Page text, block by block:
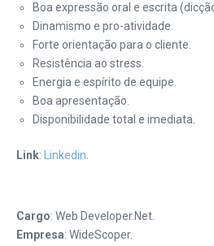
Boa expressão oral e escrita
Dinamismo e pro-atividade.
Forte orientação para o cliente.
Resistência ao stress.
Energia e espírito de equipe.
Boa apresentação.
Disponibilidade total e imediata.
Link: Linkedin
Cargo: Web Developer.Net.
Empresa: WideScoper.